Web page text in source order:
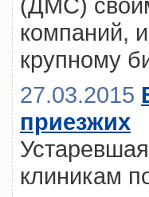
компаний,
крупному
27.03.2015
приезжих
клиникам